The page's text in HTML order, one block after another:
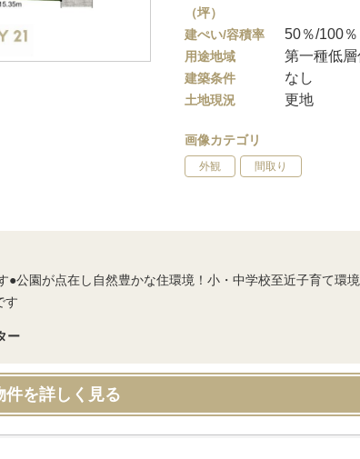
（坪）
建ぺい/容積率 50％/100％
用途地域 第一種低
建築条件 なし
土地現況 更地
画像カテゴリ
外観 間取り
●公園が点在し自然豊かな住環境！小・中学校至近子育て環
す
ー
件を詳しく見る